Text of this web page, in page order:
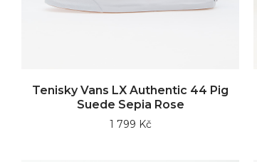
Tenisky Vans LX Authentic 44 Pig
Suede Sepia Rose
1 799 Kč